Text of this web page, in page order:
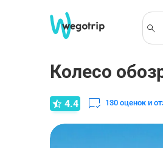
Колесо
4.4 130 оценок и